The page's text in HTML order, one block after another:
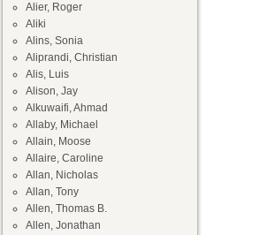
Alier, Roger
Aliki
Alins, Sonia
Aliprandi, Christian
Alis, Luis
Alison, Jay
Alkuwaifi, Ahmad
Allaby, Michael
Allain, Moose
Allaire, Caroline
Allan, Nicholas
Allan, Tony
Allen, Thomas B.
Allen, Jonathan